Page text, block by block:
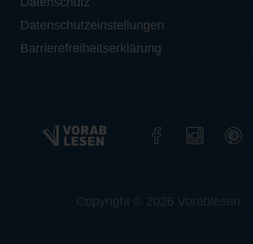
Datenschutzeinstellungen
Barrierefreiheitserklärung
Copyright © 2026 Vorablesen